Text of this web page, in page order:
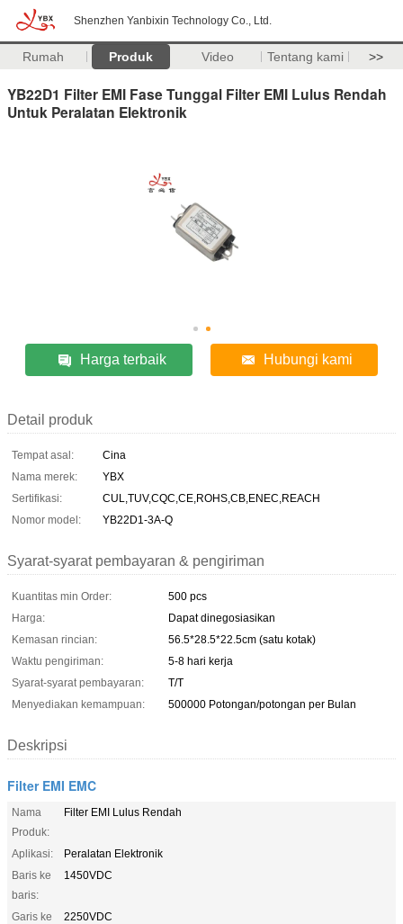
Shenzhen Yanbixin Technology Co., Ltd.
Rumah Produk Video Tentang kami >>
YB22D1 Filter EMI Fase Tunggal Filter EMI Lulus Rendah
Untuk Peralatan Elektronik
Harga terbaik Hubungi kami
Detail produk
Tempat asal:
Cina
Nama merek:
YBX
Sertifikasi:
CUL,TUV,CQC,CE,ROHS,CB,ENEC,REACH
Nomor model:
YB22D1-3A-Q
Syarat-syarat pembayaran & pengiriman
Kuantitas min Order:
500 pcs
Harga:
Dapat dinegosiasikan
Kemasan rincian:
56.5*28.5*22.5cm (satu kotak)
Waktu pengiriman:
5-8 hari kerja
Syarat-syarat pembayaran:
T/T
Menyediakan kemampuan:
500000 Potongan/potongan per Bulan
Deskripsi
Filter EMI EMC
Nama
Produk:
Filter EMI Lulus Rendah
Aplikasi:
Peralatan Elektronik
Baris ke
baris:
1450VDC
Garis ke
2250VDC